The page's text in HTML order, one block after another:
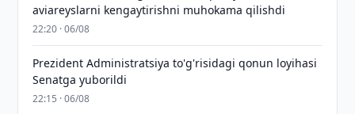
aviareyslarni kengaytirishni muhokama qilishdi
22:20 · 06/08
Prezident Administratsiya to'g'risidagi qonun loyihasi
Senatga yuborildi
22:15 · 06/08